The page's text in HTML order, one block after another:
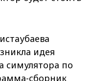
идея
симулятора по
сборник